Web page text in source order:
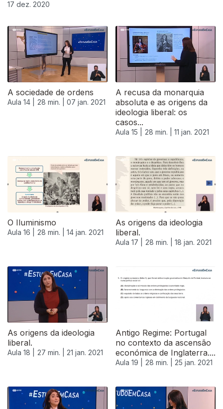
17 dez. 2020
A sociedade de ordens
Aula 14 | 28 min. | 07 jan. 2021
A recusa da monarquia
absoluta e as origens da
ideologia liberal: os
casos...
Aula 15 | 28 min. | 11 jan. 2021
O Iluminismo
Aula 16 | 28 min. | 14 jan. 2021
As origens da ideologia
liberal.
Aula 17 | 28 min. | 18 jan. 2021
As origens da ideologia
liberal.
Aula 18 | 27 min. | 21 jan. 2021
Antigo Regime: Portugal
no contexto da ascensão
económica de Inglaterra....
Aula 19 | 28 min. | 25 jan. 2021